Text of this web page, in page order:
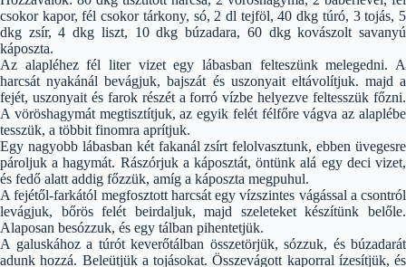
csokor kapor, fél csokor tárkony, só, 2 dl tejföl, 40 dkg túró, 3 tojás, 5
dkg zsír, 4 dkg liszt, 10 dkg búzadara, 60 dkg kovászolt savanyú
káposzta.
Az alapléhez fél liter vizet egy lábasban felteszünk melegedni. A
harcsát nyakánál bevágjuk, bajszát és uszonyait eltávolítjuk. majd a
fejét, uszonyait és farok részét a forró vízbe helyezve feltesszük főzni.
A vöröshagymát megtisztítjuk, az egyik felét félfőre vágva az alaplébe
tesszük, a többit finomra aprítjuk.
Egy nagyobb lábasban két fakanál zsírt felolvasztunk, ebben üvegesre
pároljuk a hagymát. Rászórjuk a káposztát, öntünk alá egy deci vizet,
és fedő alatt addig főzzük, amíg a káposzta megpuhul.
A fejétől-farkától megfosztott harcsát egy vízszintes vágással a csontról
levágjuk, bőrös felét beirdaljuk, majd szeleteket készítünk belőle.
Alaposan besózzuk, és egy tálban pihentetjük.
A galuskához a túrót keverőtálban összetörjük, sózzuk, és búzadarát
adunk hozzá. Beleütjük a tojásokat. Összevágott kaporral ízesítjük, és